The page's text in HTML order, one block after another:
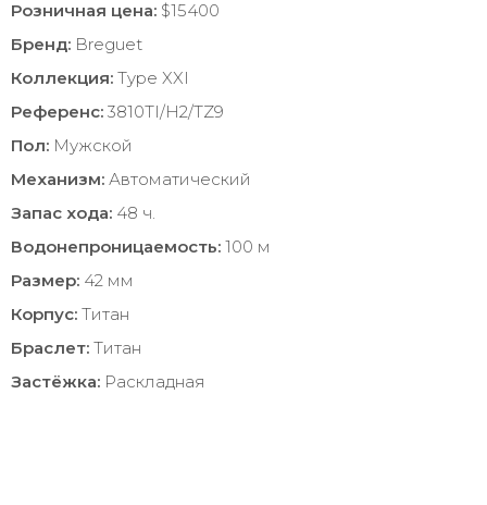
Розничная цена: $15400
Бренд: Breguet
Коллекция: Type XXI
Референс: 3810TI/H2/TZ9
Пол: Мужской
Механизм: Автоматический
Запас хода: 48 ч.
Водонепроницаемость: 100 м
Размер: 42 мм
Корпус: Титан
Браслет: Титан
Застёжка: Раскладная